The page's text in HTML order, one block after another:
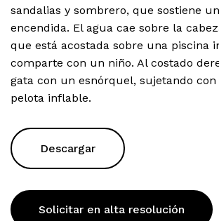
sandalias y sombrero, que sostiene
encendida. El agua cae sobre la
que está acostada sobre una piscina
comparte con un niño. Al costado
gata con un esnórquel, sujetando
pelota inflable.
Descargar
Solicitar en alta resolución